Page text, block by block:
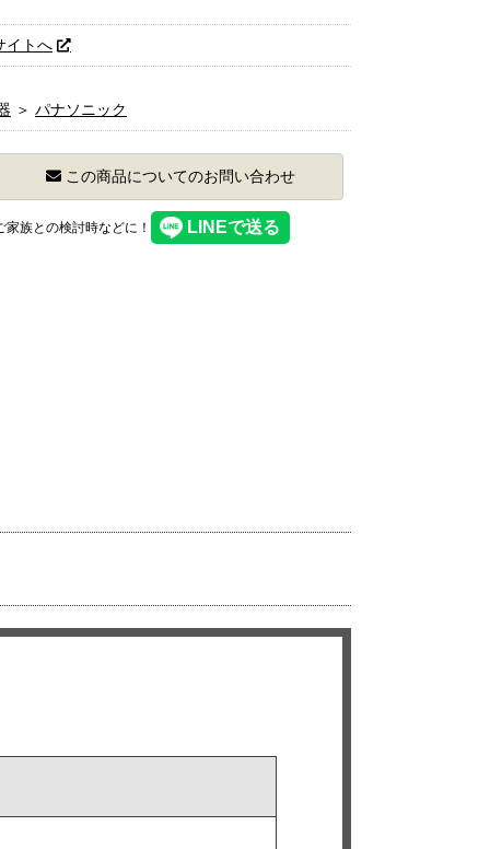
イトへ
＞ パナソニック
この商品についてのお問い合わせ
族との検討時などに！